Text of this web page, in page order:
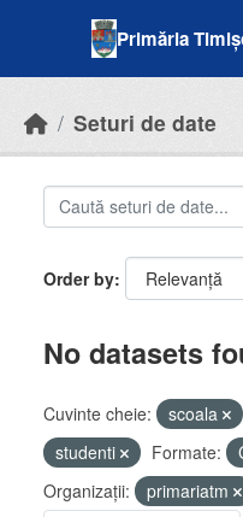
Primăria
Seturi de date
Order by
No datasets
Cuvinte cheie: scoala
studenti
Formate:
Organizații:
primariatm